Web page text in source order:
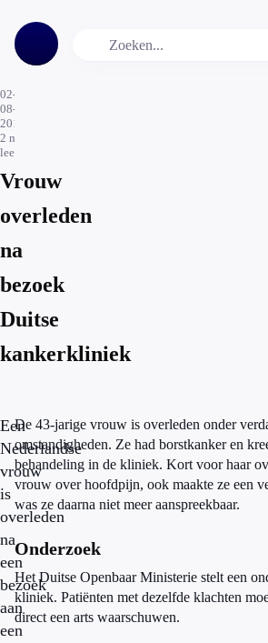
02-
08-
2016
2 min.
leestijd
Vrouw
overleden
na
bezoek
Duitse
kankerkliniek
Een
Nederlandse
vrouw
is
overleden
na
een
bezoek
aan
een
De 43-jarige vrouw is overleden onder
omstandigheden. Ze had borstkanker en
behandeling in de kliniek. Kort voor haar
vrouw over hoofdpijn, ook maakte ze een
was ze daarna niet meer aanspreekbaar.
Onderzoek
Het Duitse Openbaar Ministerie stelt een
kliniek. Patiënten met dezelfde klachten
direct een arts waarschuwen.